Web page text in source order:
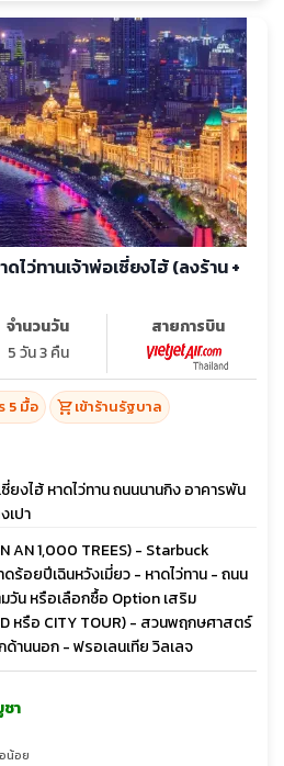
ไว่ทานเจ้าพ่อเซี่ยงไฮ้ (ลงร้าน +
จำนวนวัน
5 วัน 3 คืน
สายการบิน
5 มื้อ shopping_cartเข้าร้านรัฐบาล
ยงไฮ้ หาดไว่ทาน ถนนนานกิง อาคารพัน
เปา
AN 1,000 TREES) - Starbuck
ร้อยปีเฉินหวังเมี่ยว - หาดไว่ทาน - ถนน
วัน หรือเลือกซื้อ Option เสริม
หรือ CITY TOUR) - สวนพฤกษศาสตร์
านนอก - ฟรอเลนเทีย วิลเลจ
า
น้อย